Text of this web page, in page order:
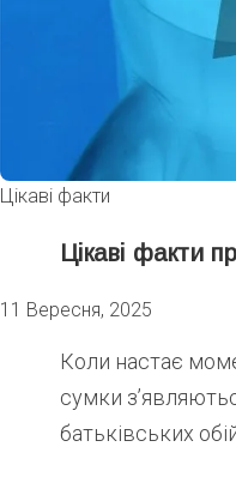
Цікаві факти
Цікаві факти
11 Вересня, 2025
Коли настає
сумки
батьківських